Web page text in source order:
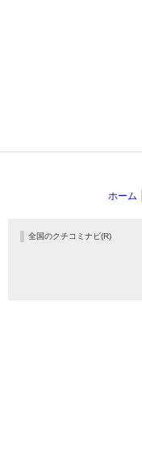
ホーム
全国のクチコミナビ(R)